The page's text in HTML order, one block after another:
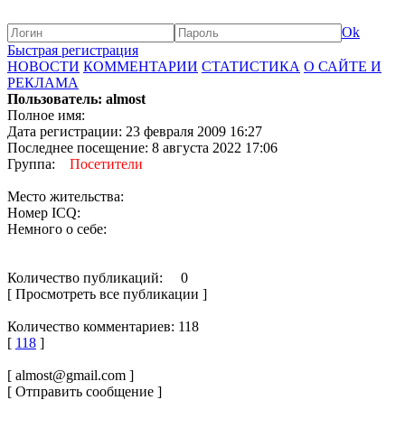
Ok
Быстрая регистрация
НОВОСТИ КОММЕНТАРИИ СТАТИСТИКА О САЙТЕ И
РЕКЛАМА
Пользователь: almost
Полное имя:
Дата регистрации: 23 февраля 2009 16:27
Последнее посещение: 8 августа 2022 17:06
Группа: Посетители
Место жительства:
Номер ICQ:
Немного о себе:
Количество публикаций: 0
[ Просмотреть все публикации ]
Количество комментариев: 118
[ 118 ]
[ almost@gmail.com ]
[ Отправить сообщение ]